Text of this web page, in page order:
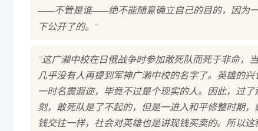
——不管是谁——绝不能随意确立自己的目的，因为
下公开了的。
"
"这广濑中校在日俄战争时参加敢死队而死于非命，
几乎没有人再提到军神广濑中校的名字了。英雄的
一时名震遐迩，毕竟不过是个现实的人。因此，过
刻，敢死队是了不起的，但是一进入和平修整时期
钱交往一样，社会对英雄也是讲现钱买卖的。所以